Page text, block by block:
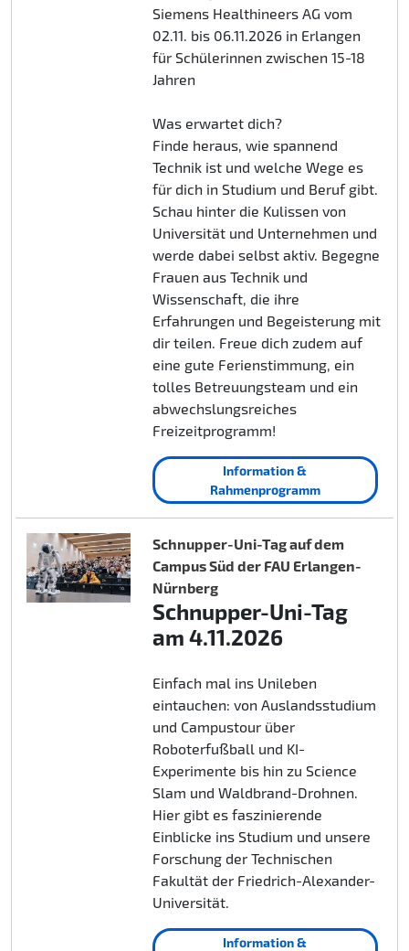
Siemens Healthineers AG vom
02.11. bis 06.11.2026 in Erlangen
für Schülerinnen zwischen 15-18
Jahren
Was erwartet dich?
Finde heraus, wie spannend
Technik ist und welche Wege es
für dich in Studium und Beruf gibt.
Schau hinter die Kulissen von
Universität und Unternehmen und
werde dabei selbst aktiv. Begegne
Frauen aus Technik und
Wissenschaft, die ihre
Erfahrungen und Begeisterung mit
dir teilen. Freue dich zudem auf
eine gute Ferienstimmung, ein
tolles Betreuungsteam und ein
abwechslungsreiches
Freizeitprogramm!
Information &
Rahmenprogramm
Schnupper-Uni-Tag auf dem
Campus Süd der FAU Erlangen-
Nürnberg
Schnupper-Uni-Tag
am 4.11.2026
Einfach mal ins Unileben
eintauchen: von Auslandsstudium
und Campustour über
Roboterfußball und KI-
Experimente bis hin zu Science
Slam und Waldbrand-Drohnen.
Hier gibt es faszinierende
Einblicke ins Studium und unsere
Forschung der Technischen
Fakultät der Friedrich-Alexander-
Universität.
Information &